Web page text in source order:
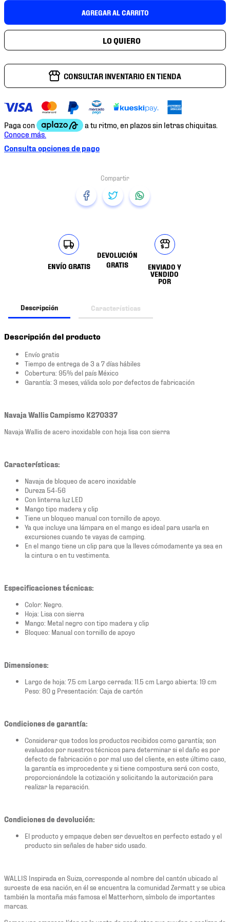
AGREGAR AL CARRITO
CONSULTAR INVENTARIO EN TIENDA
Consulta opciones de pago
ENVÍO GRATIS
DEVOLUCIÓN
GRATIS
ENVIADO Y
VENDIDO
POR
Descripción Características
Descripción del producto
Envío gratis
Tiempo de entrega de 3 a 7 días hábiles
Cobertura: 95% del país México
Garantía: 3 meses, válida solo por defectos de fabricación
Navaja Wallis Campismo K270337
Navaja Wallis de acero inoxidable con hoja lisa con sierra
Características:
Navaja de bloqueo de acero inoxidable
Dureza 54-56
Con linterna luz LED
Mango tipo madera y clip
Tiene un bloqueo manual con tornillo de apoyo.
Ya que incluye una lámpara en el mango es ideal para usarla en
excursiones cuando te vayas de camping.
En el mango tiene un clip para que la lleves cómodamente ya sea en
la cintura o en tu vestimenta.
Especificaciones técnicas:
Color: Negro.
Hoja: Lisa con sierra
Mango: Metal negro con tipo madera y clip
Bloqueo: Manual con tornillo de apoyo
Dimensiones:
Largo de hoja: 7.5 cm Largo cerrada: 11.5 cm Largo abierta: 19 cm
Peso: 80 g Presentación: Caja de cartón
Condiciones de garantía:
Considerar que todos los productos recibidos como garantía; son
evaluados por nuestros técnicos para determinar si el daño es por
defecto de fabricación o por mal uso del cliente, en este último caso,
la garantía es improcedente y si tiene compostura será con costo,
proporcionándole la cotización y solicitando la autorización para
realizar la reparación.
Condiciones de devolución:
El producto y empaque deben ser devueltos en perfecto estado y el
producto sin señales de haber sido usado.
WALLIS Inspirada en Suiza, corresponde al nombre del cantón ubicado al
suroeste de esa nación, en él se encuentra la comunidad Zermatt y se ubica
también la montaña más famosa el Matterhorn, símbolo de importantes
marcas.
8.
chivas